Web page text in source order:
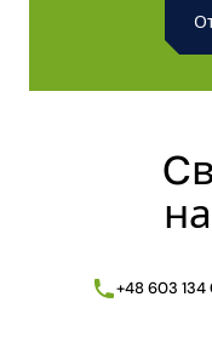
+48 603 134